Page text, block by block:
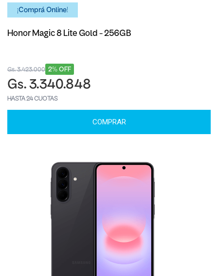
¡Comprá Online!
Honor Magic 8 Lite Gold - 256GB
2% OFF
Gs. 3.423.000
Gs. 3.340.848
HASTA 24 CUOTAS
COMPRAR